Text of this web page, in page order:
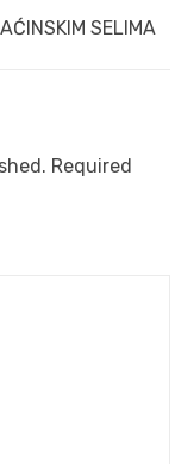
SELIMA
Required